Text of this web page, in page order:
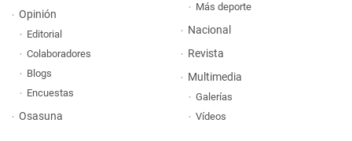
Opinión
Editorial
Colaboradores
Blogs
Encuestas
Osasuna
Más deporte
Nacional
Revista
Multimedia
Galerías
Vídeos